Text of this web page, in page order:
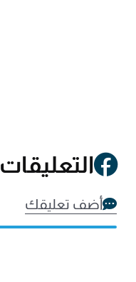
التعليقات
أضف تعليقك